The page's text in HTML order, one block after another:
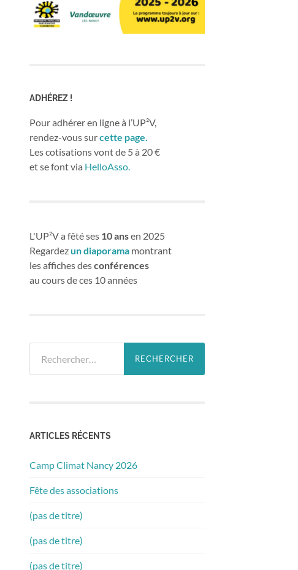
ADHÉREZ !
Pour adhérer en ligne à l’UP²V,
rendez-vous surcette page.
Les cotisations vont de 5 à 20 €
et se font via HelloAsso.
L'UP²V a fêté ses 10 ansen 2025
Regardezun diaporama montrant
les affiches desconférences
au cours de ces 10 années
ARTICLES RÉCENTS
Camp Climat Nancy 2026
Fête des associations
(pas de titre)
(pas de titre)
(pas de titre)